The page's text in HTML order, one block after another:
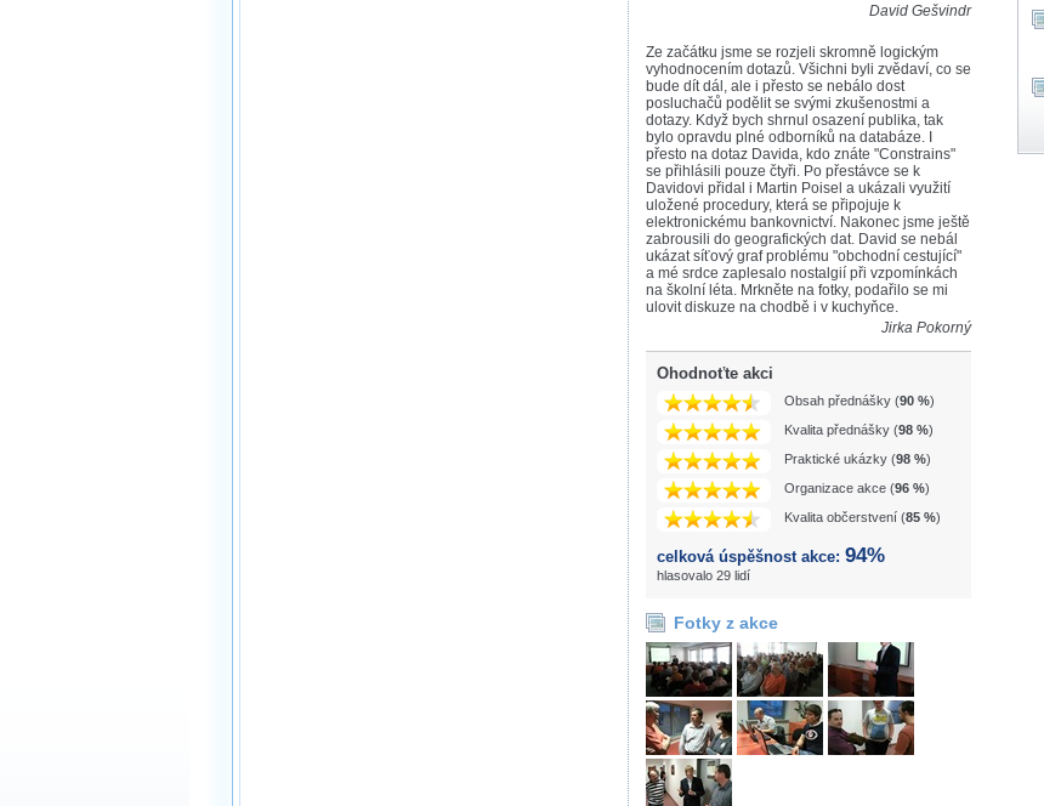
David Gešvindr
Ze začátku jsme se rozjeli skromně logickým
vyhodnocením dotazů. Všichni byli zvědaví, co se
bude dít dál, ale i přesto se nebálo dost
posluchačů podělit se svými zkušenostmi a
dotazy. Když bych shrnul osazení publika, tak
bylo opravdu plné odborníků na databáze. I
přesto na dotaz Davida, kdo znáte "Constrains"
se přihlásili pouze čtyři. Po přestávce se k
Davidovi přidal i Martin Poisel a ukázali využití
uložené procedury, která se připojuje k
elektronickému bankovnictví. Nakonec jsme ještě
zabrousili do geografických dat. David se nebál
ukázat síťový graf problému "obchodní cestující"
a mé srdce zaplesalo nostalgií při vzpomínkách
na školní léta. Mrkněte na fotky, podařilo se mi
ulovit diskuze na chodbě i v kuchyňce.
Jirka Pokorný
Ohodnoťte akci
Obsah přednášky (90 %)
Kvalita přednášky (98 %)
Praktické ukázky (98 %)
Organizace akce (96 %)
Kvalita občerstvení (85 %)
celková úspěšnost akce: 94%
hlasovalo 29 lidí
Fotky z akce